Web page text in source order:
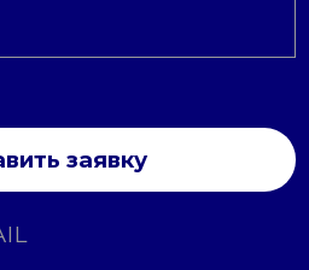
заявку